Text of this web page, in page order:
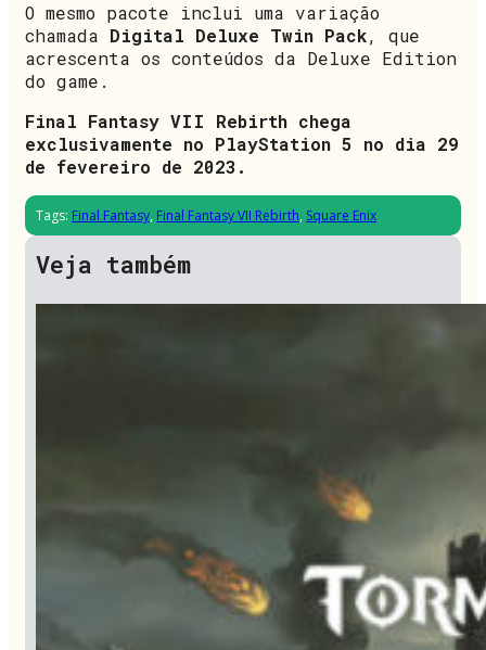
O mesmo pacote inclui uma variação
chamada Digital Deluxe Twin Pack, que
acrescenta os conteúdos da Deluxe Edition
do game.
Final Fantasy VII Rebirth chega
exclusivamente no PlayStation 5 no dia 29
de fevereiro de 2023.
Tags: Final Fantasy, Final Fantasy VII Rebirth, Square Enix
Veja também